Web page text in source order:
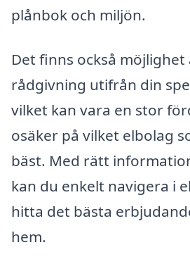
plånbok och miljön.
Det finns också
rådgivning utifrån din
vilket kan vara en stor
osäker på vilket elbolag
bäst. Med rätt
kan du enkelt navigera i
hitta det bästa
hem.